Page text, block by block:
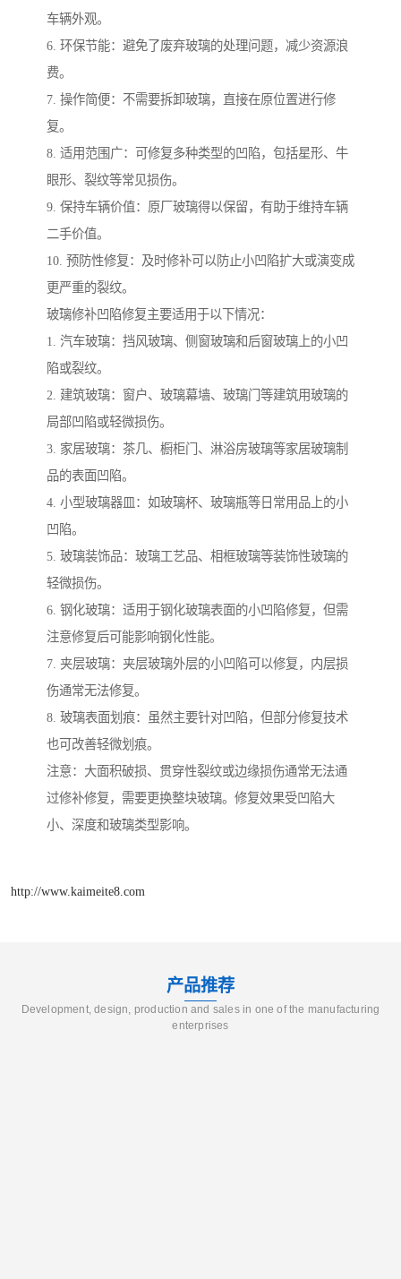
车辆外观。
6. 环保节能：避免了废弃玻璃的处理问题，减少资源浪
费。
7. 操作简便：不需要拆卸玻璃，直接在原位置进行修
复。
8. 适用范围广：可修复多种类型的凹陷，包括星形、牛
眼形、裂纹等常见损伤。
9. 保持车辆价值：原厂玻璃得以保留，有助于维持车辆
二手价值。
10. 预防性修复：及时修补可以防止小凹陷扩大或演变成
更严重的裂纹。
玻璃修补凹陷修复主要适用于以下情况：
1. 汽车玻璃：挡风玻璃、侧窗玻璃和后窗玻璃上的小凹
陷或裂纹。
2. 建筑玻璃：窗户、玻璃幕墙、玻璃门等建筑用玻璃的
局部凹陷或轻微损伤。
3. 家居玻璃：茶几、橱柜门、淋浴房玻璃等家居玻璃制
品的表面凹陷。
4. 小型玻璃器皿：如玻璃杯、玻璃瓶等日常用品上的小
凹陷。
5. 玻璃装饰品：玻璃工艺品、相框玻璃等装饰性玻璃的
轻微损伤。
6. 钢化玻璃：适用于钢化玻璃表面的小凹陷修复，但需
注意修复后可能影响钢化性能。
7. 夹层玻璃：夹层玻璃外层的小凹陷可以修复，内层损
伤通常无法修复。
8. 玻璃表面划痕：虽然主要针对凹陷，但部分修复技术
也可改善轻微划痕。
注意：大面积破损、贯穿性裂纹或边缘损伤通常无法通
过修补修复，需要更换整块玻璃。修复效果受凹陷大
小、深度和玻璃类型影响。
http://www.kaimeite8.com
产品推荐
Development, design, production and sales in one of the manufacturing
enterprises